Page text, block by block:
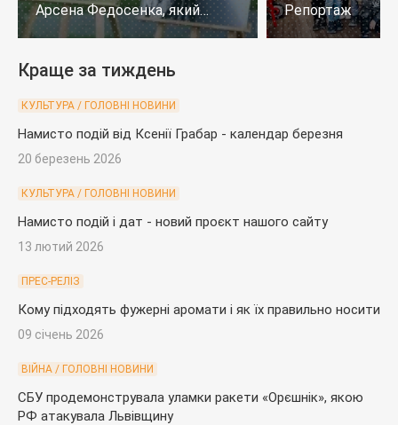
Арсена Федосенка, який
загинув на війні
Репортаж
Краще за тиждень
КУЛЬТУРА / ГОЛОВНІ НОВИНИ
Намисто подій від Ксенії Грабар - календар березня
20 березень 2026
КУЛЬТУРА / ГОЛОВНІ НОВИНИ
Намисто подій і дат - новий проєкт нашого сайту
13 лютий 2026
ПРЕС-РЕЛІЗ
Кому підходять фужерні аромати і як їх правильно носити
09 січень 2026
ВІЙНА / ГОЛОВНІ НОВИНИ
СБУ продемонструвала уламки ракети «Орєшнік», якою
РФ атакувала Львівщину